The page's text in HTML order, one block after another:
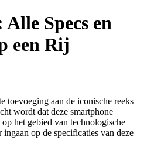
Specs en
een Rij
toevoeging aan de iconische reeks
wordt dat deze smartphone
het gebied van technologische
op de specificaties van deze